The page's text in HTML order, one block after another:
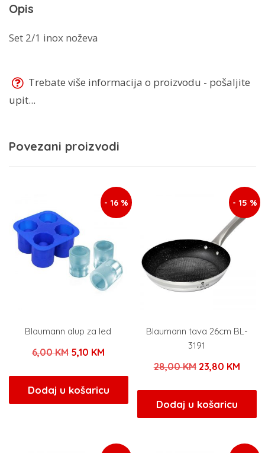
T17059
količina
Opis
Set 2/1 inox noževa
Trebate više informacija o proizvodu - pošaljite
upit...
Povezani proizvodi
- 16 %
Blaumann alup za led
6,00KM Izvorna
bila
je:
5,10 KMTrenutna
je:
5,10 KM.
Dodaj u košaricu
- 15 %
Blaumann tava 26cm BL-
3191
28,00KM Izvorna
bila
je:
23,80 KM
Dodaj u košaricu